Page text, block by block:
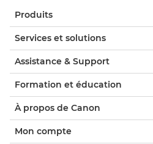
Produits
Services et solutions
Assistance & Support
Formation et éducation
À propos de Canon
Mon compte